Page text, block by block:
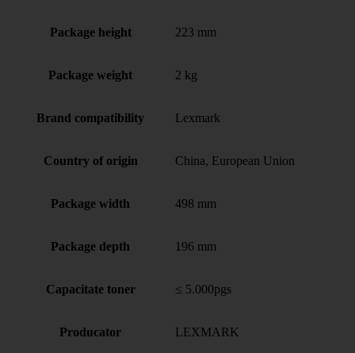
Package height 223 mm
Package weight 2 kg
Brand compatibility Lexmark
Country of origin China, European Union
Package width 498 mm
Package depth 196 mm
Capacitate toner ≤ 5.000pgs
Producator LEXMARK